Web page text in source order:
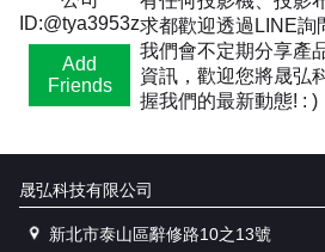
ID:@tya3953z
Add
Friends
求都歡迎透過LINE詢
我們會不定期分享產
資訊，歡迎您將晟弘
握我們的最新動態! : )
晟弘科技有限公司
新北市泰山區辭修路10之13號